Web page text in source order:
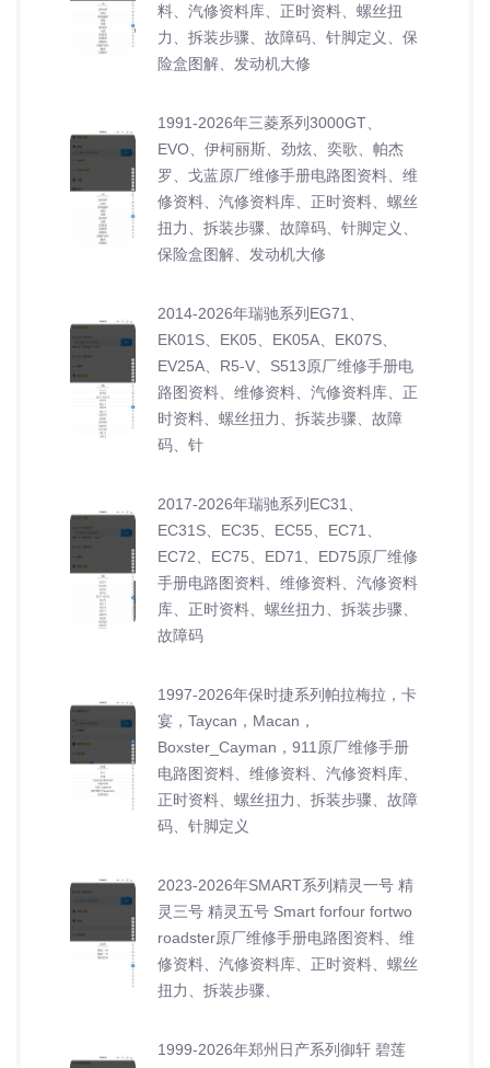
料、汽修资料库、正时资料、螺丝扭
力、拆装步骤、故障码、针脚定义、保
险盒图解、发动机大修
1991-2026年三菱系列3000GT、
EVO、伊柯丽斯、劲炫、奕歌、帕杰
罗、戈蓝原厂维修手册电路图资料、维
修资料、汽修资料库、正时资料、螺丝
扭力、拆装步骤、故障码、针脚定义、
保险盒图解、发动机大修
2014-2026年瑞驰系列EG71、
EK01S、EK05、EK05A、EK07S、
EV25A、R5-V、S513原厂维修手册电
路图资料、维修资料、汽修资料库、正
时资料、螺丝扭力、拆装步骤、故障
码、针
2017-2026年瑞驰系列EC31、
EC31S、EC35、EC55、EC71、
EC72、EC75、ED71、ED75原厂维修
手册电路图资料、维修资料、汽修资料
库、正时资料、螺丝扭力、拆装步骤、
故障码
1997-2026年保时捷系列帕拉梅拉，卡
宴，Taycan，Macan，
Boxster_Cayman，911原厂维修手册
电路图资料、维修资料、汽修资料库、
正时资料、螺丝扭力、拆装步骤、故障
码、针脚定义
2023-2026年SMART系列精灵一号 精
灵三号 精灵五号 Smart forfour fortwo
roadster原厂维修手册电路图资料、维
修资料、汽修资料库、正时资料、螺丝
扭力、拆装步骤、
1999-2026年郑州日产系列御轩 碧莲